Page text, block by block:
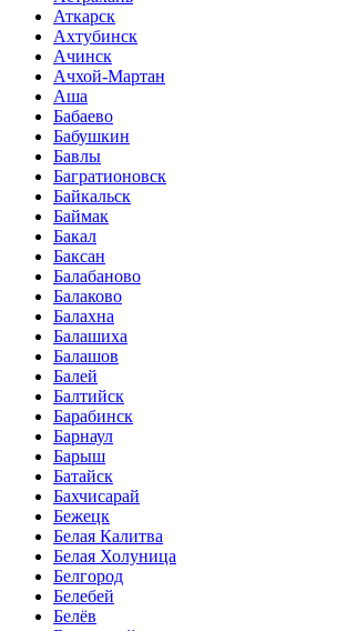
Аткарск
Ахтубинск
Ачинск
Ачхой-Мартан
Аша
Бабаево
Бабушкин
Бавлы
Багратионовск
Байкальск
Баймак
Бакал
Баксан
Балабаново
Балаково
Балахна
Балашиха
Балашов
Балей
Балтийск
Барабинск
Барнаул
Барыш
Батайск
Бахчисарай
Бежецк
Белая Калитва
Белая Холуница
Белгород
Белебей
Белёв